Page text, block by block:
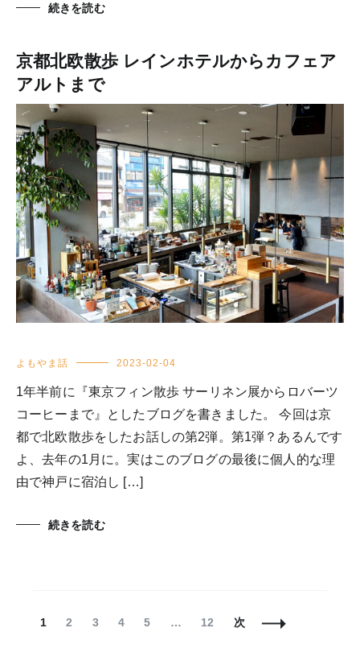
続きを読む
京都北欧散歩 レインホテルからカフェア
アルトまで
よもやま話 2023-02-04
1年半前に『東京フィン散歩 サーリネン展からロバーツ
コーヒーまで』としたブログを書きました。 今回は京
都で北欧散歩をしたお話しの第2弾。第1弾？あるんです
よ、去年の1月に。実はこのブログの最後に個人的な理
由で神戸に宿泊し […]
続きを読む
投固
1
固
2
固
3
固
4
固
5 …
固
12 次